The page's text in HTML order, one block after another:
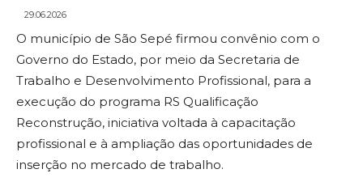
29.06.2026
O município de São Sepé firmou convênio com o
Governo do Estado, por meio da Secretaria de
Trabalho e Desenvolvimento Profissional, para a
execução do programa RS Qualificação
Reconstrução, iniciativa voltada à capacitação
profissional e à ampliação das oportunidades de
inserção no mercado de trabalho.